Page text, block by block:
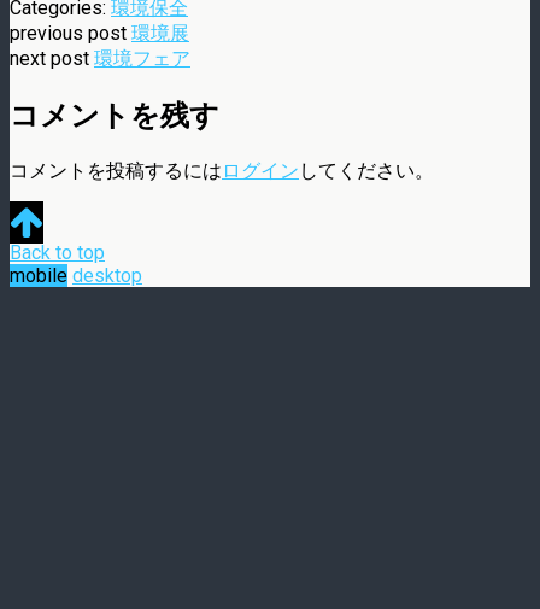
Categories: 環境保全
previous post 環境展
next post 環境フェア
コメントを残す
コメントを投稿するには ログイン してください。
Back to top
mobile desktop